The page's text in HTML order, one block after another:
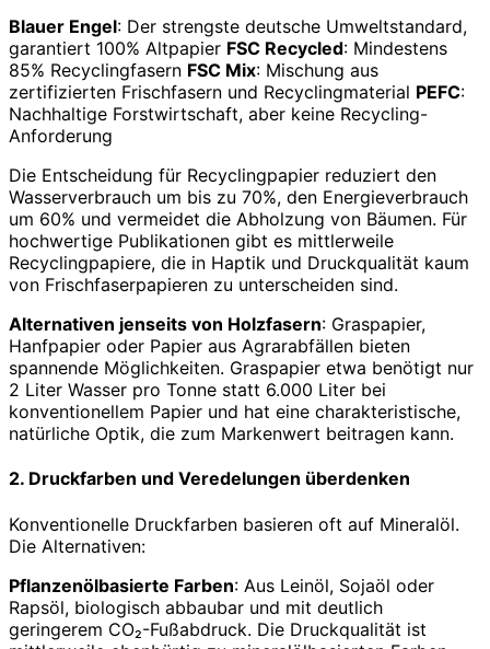
Blauer Engel: Der strengste deutsche Umweltstandard,
garantiert 100% Altpapier FSC Recycled: Mindestens
85% Recyclingfasern FSC Mix: Mischung aus
zertifizierten Frischfasern und Recyclingmaterial PEFC:
Nachhaltige Forstwirtschaft, aber keine Recycling-
Anforderung
Die Entscheidung für Recyclingpapier reduziert den
Wasserverbrauch um bis zu 70%, den Energieverbrauch
um 60% und vermeidet die Abholzung von Bäumen. Für
hochwertige Publikationen gibt es mittlerweile
Recyclingpapiere, die in Haptik und Druckqualität kaum
von Frischfaserpapieren zu unterscheiden sind.
Alternativen jenseits von Holzfasern: Graspapier,
Hanfpapier oder Papier aus Agrarabfällen bieten
spannende Möglichkeiten. Graspapier etwa benötigt nur
2 Liter Wasser pro Tonne statt 6.000 Liter bei
konventionellem Papier und hat eine charakteristische,
natürliche Optik, die zum Markenwert beitragen kann.
2. Druckfarben und Veredelungen überdenken
Konventionelle Druckfarben basieren oft auf Mineralöl.
Die Alternativen:
Pflanzenölbasierte Farben: Aus Leinöl, Sojaöl oder
Rapsöl, biologisch abbaubar und mit deutlich
geringerem CO₂-Fußabdruck. Die Druckqualität ist